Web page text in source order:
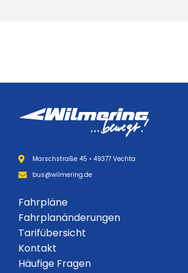
Marschstraße 45 • 49377 Vechta
bus@wilmering.de
Fahrpläne
Fahrplanänderungen
Tarifübersicht
Kontakt
Häufige Fragen